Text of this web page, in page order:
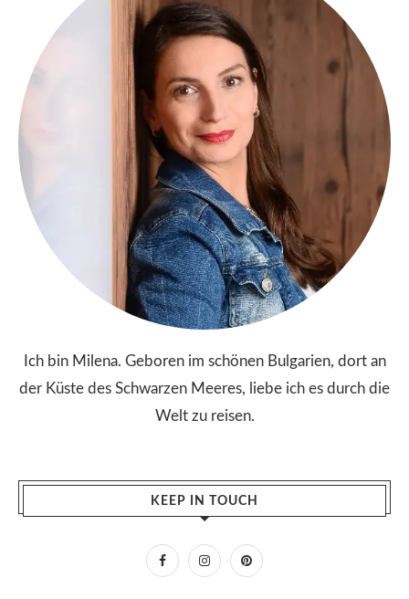
Ich bin Milena. Geboren im schönen Bulgarien, dort an
der Küste des Schwarzen Meeres, liebe ich es durch die
Welt zu reisen.
KEEP IN TOUCH